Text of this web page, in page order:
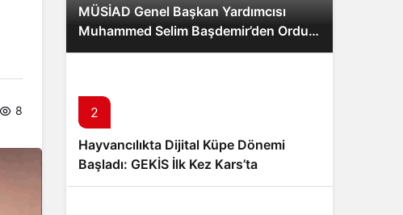
Gece Modu
8
MÜSİAD Genel Başkan Yardımcısı
Muhammed Selim Başdemir’den Ordu
Valisi Muammer Erol’a Ziyaret
2
Hayvancılıkta Dijital Küpe Dönemi
Başladı: GEKİS İlk Kez Kars’ta
Uygulanıyor